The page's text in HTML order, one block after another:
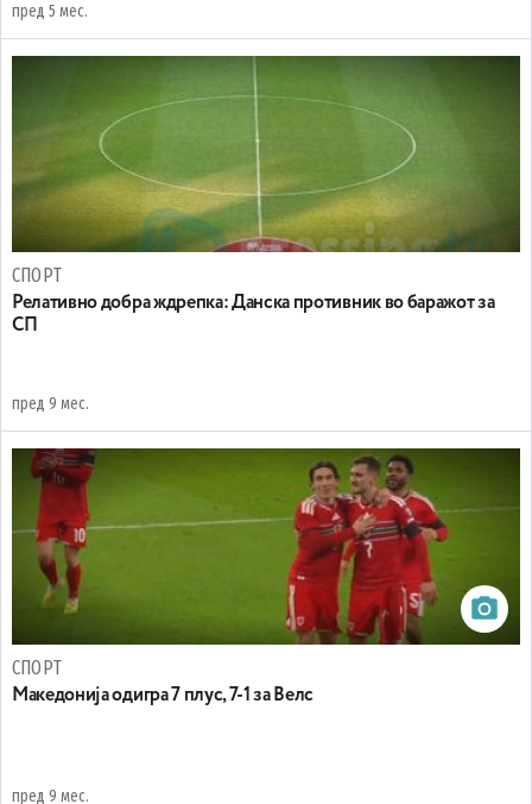
пред 5 мес.
СПОРТ
Релативно добра ждрепка: Данска противник во баражот за
СП
пред 9 мес.
СПОРТ
Македонија одигра 7 плус, 7-1 за Велс
пред 9 мес.